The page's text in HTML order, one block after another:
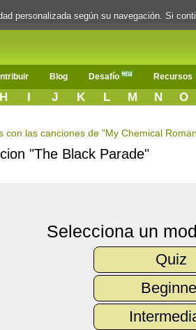
Blog Desafío Recursos
H I J K L M N O
con las canciones de "My Chemical
"The Black Parade"
Selecciona un
Quiz
personalizada según su navegación. Si